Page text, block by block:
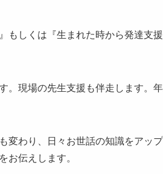
もしくは『生まれた時から発達支
。現場の先生支援も伴走します。
変わり、日々お世話の知識をアッ
お伝えします。